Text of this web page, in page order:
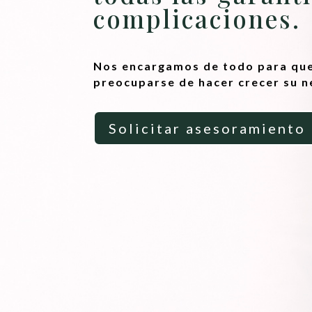
complicaciones.
Nos encargamos de todo para
preocuparse de hacer crecer su
Solicitar asesoramiento